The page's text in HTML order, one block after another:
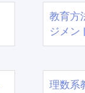
教育方
ジメン
理数系